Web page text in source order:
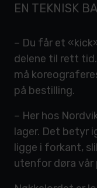
EN TEKNISK
– Du får et
delene til rett
må
på bestilling.
– Her hos
lager. Det betyr
ligge i forkant,
utenfor døra vår